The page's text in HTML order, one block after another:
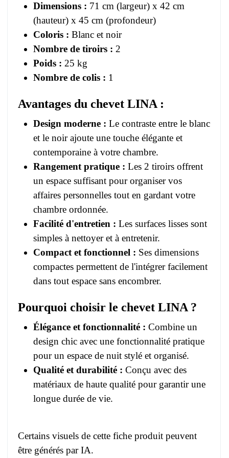
Dimensions : 71 cm (largeur) x 42 cm
(hauteur) x 45 cm (profondeur)
Coloris : Blanc et noir
Nombre de tiroirs : 2
Poids : 25 kg
Nombre de colis : 1
Avantages du chevet LINA :
Design moderne : Le contraste entre le blanc
et le noir ajoute une touche élégante et
contemporaine à votre chambre.
Rangement pratique : Les 2 tiroirs offrent
un espace suffisant pour organiser vos
affaires personnelles tout en gardant votre
chambre ordonnée.
Facilité d'entretien : Les surfaces lisses sont
simples à nettoyer et à entretenir.
Compact et fonctionnel : Ses dimensions
compactes permettent de l'intégrer facilement
dans tout espace sans encombrer.
Pourquoi choisir le chevet LINA ?
Élégance et fonctionnalité : Combine un
design chic avec une fonctionnalité pratique
pour un espace de nuit stylé et organisé.
Qualité et durabilité : Conçu avec des
matériaux de haute qualité pour garantir une
longue durée de vie.
Certains visuels de cette fiche produit peuvent
être générés par IA.